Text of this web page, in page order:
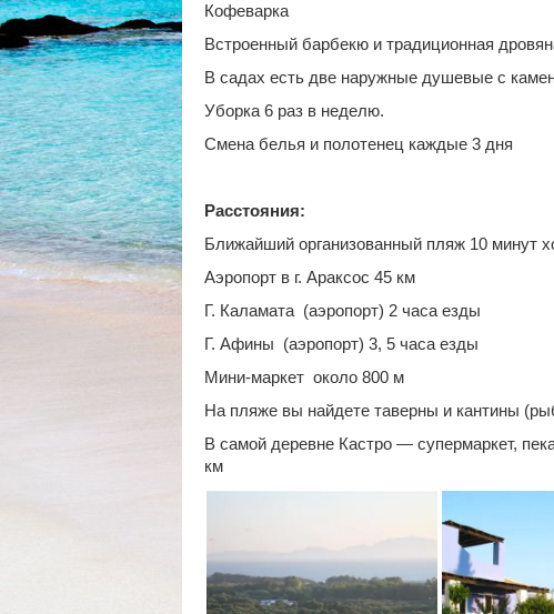
Кофеварка
Встроенный барбекю и традиционная
В садах есть две наружные душевые с
Уборка 6 раз в неделю.
Смена белья и полотенец каждые 3 дня
Расстояния:
Ближайший организованный пляж 10 минут
Аэропорт в г. Араксос 45 км
Г. Каламата (аэропорт) 2 часа езды
Г. Афины (аэропорт) 3, 5 часа езды
Мини-маркет около 800 м
На пляже вы найдете таверны и кантины
В самой деревне Кастро — супермаркет,
км